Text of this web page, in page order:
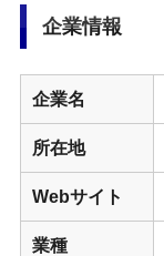
企業情報
企業名
所在地
Webサイト
業種